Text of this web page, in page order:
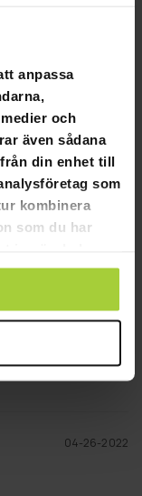
anpassa
och
även sådana
din enhet till
som
kombinera
som du har08-13-2024
0 0
04-26-2022